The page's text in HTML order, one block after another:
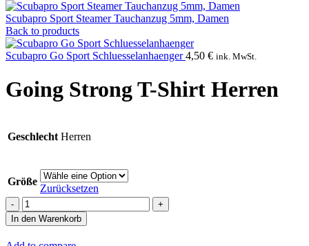
Scubapro Sport Steamer Tauchanzug 5mm, Damen
Back to products
Scubapro Go Sport Schluesselanhaenger4,50 € ink. MwSt.
Going Strong T-Shirt Herren
Geschlecht Herren
Größe
Zurücksetzen
Going
Strong
T-
Shirt
In den Warenkorb